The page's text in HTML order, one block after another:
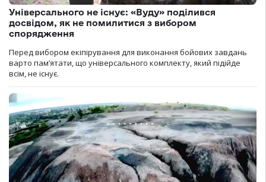
Універсального не існує: «Вуду» поділився
досвідом, як не помилитися з вибором
спорядження
Перед вибором екіпірування для виконання бойових завдань
варто пам’ятати, що універсального комплекту, який підійде
всім, не існує.